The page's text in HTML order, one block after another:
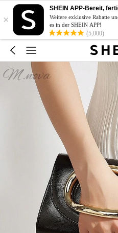
×
SHEIN APP-Bereit,
Weitere exklusive Rabatte
es in der SHEIN APP!
(5,000)